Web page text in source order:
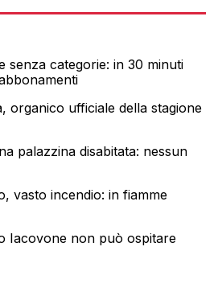
senza categorie: in 30 minuti
organico ufficiale della stagione
palazzina disabitata: nessun
vasto incendio: in fiamme
Iacovone non può ospitare